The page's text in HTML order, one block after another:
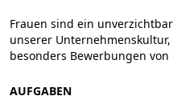
Frauen sind ein
unserer
besonders Bewerbungen von
AUFGABEN